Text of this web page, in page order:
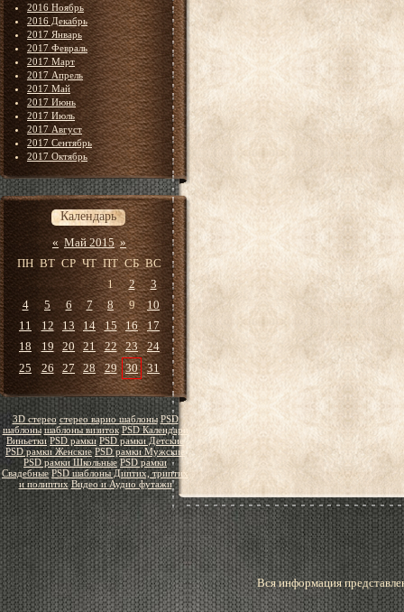
2016 Ноябрь
2016 Декабрь
2017 Январь
2017 Февраль
2017 Март
2017 Апрель
2017 Май
2017 Июнь
2017 Июль
2017 Август
2017 Сентябрь
2017 Октябрь
Календарь
« Май 2015 »
ПН ВТ СР ЧТ ПТ СБ ВС
1
2
3
4
5 6 7 8 9
10
11
12 13 14 15 16
17
18
19 20 21 22 23
24
25
26 27 28 29 30 31
3D стерео стерео варио шаблоны PSD
шаблоны шаблоны визиток PSD Календари
Виньетки PSD рамки PSD рамки Детские
PSD рамки Женские PSD рамки Мужские
PSD рамки Школьные PSD рамки
Свадебные PSD шаблоны Диптих, триптих
и полиптих Видео и Аудио футажи
Вся информация